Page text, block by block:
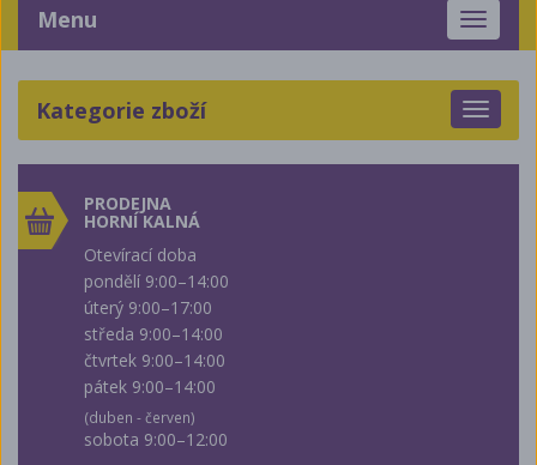
Toggle
Menu
Toggle
Kategorie zboží
PRODEJNA
HORNÍ KALNÁ
Otevírací doba
pondělí 9:00–14:00
úterý 9:00–17:00
středa 9:00–14:00
čtvrtek 9:00–14:00
pátek 9:00–14:00
(duben - červen)
sobota 9:00–12:00